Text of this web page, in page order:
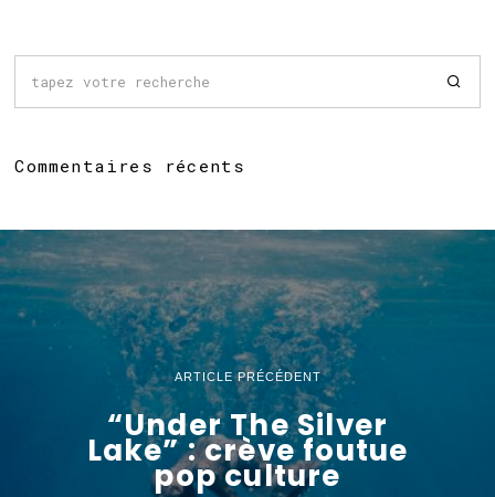
Commentaires récents
ARTICLE PRÉCÉDENT
“Under The Silver
Lake” : crève foutue
pop culture